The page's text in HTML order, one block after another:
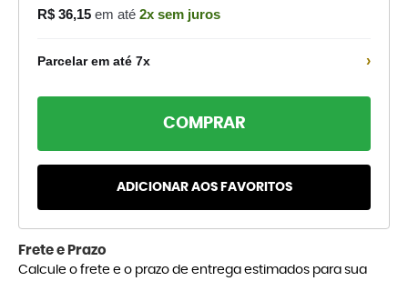
R$ 36,15 em até 2x sem juros
Parcelar em até 7x ›
COMPRAR
ADICIONAR AOS FAVORITOS
Frete e Prazo
Calcule o frete e o prazo de entrega estimados para sua